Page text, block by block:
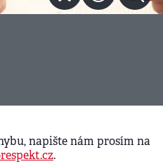
napište nám prosím na
.